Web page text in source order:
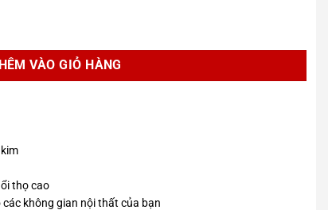
trọng CDA-8186H số lượng
VÀO GIỎ HÀNG
thọ cao
không gian nội thất của bạn